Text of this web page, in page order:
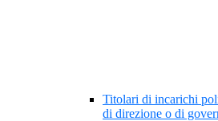
Titolari di incarichi
di direzione o di